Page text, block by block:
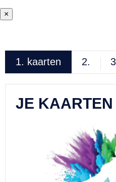
×
1. kaarten 2.
JE KAARTEN